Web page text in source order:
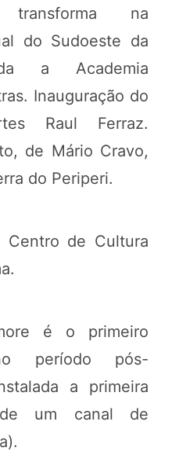
na
do Sudoeste da
a Academia
Inauguração do
Raul Ferraz.
de Mário Cravo,
do Periperi.
Centro de Cultura
é o primeiro
período pós-
a primeira
de um canal de